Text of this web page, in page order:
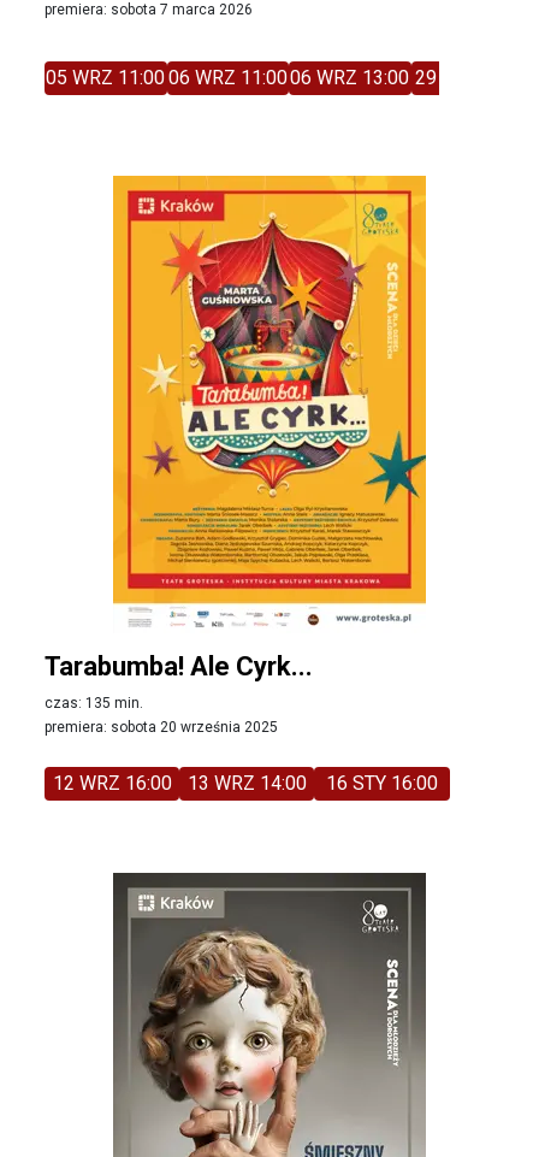
premiera: sobota 7 marca 2026
05 WRZ 11:0006 WRZ 11:0006 WRZ 13:00 29 GRU 11:00
Tarabumba! Ale Cyrk...
czas: 135 min.
premiera: sobota 20 września 2025
12 WRZ 16:00 13 WRZ 14:00 16 STY 16:00